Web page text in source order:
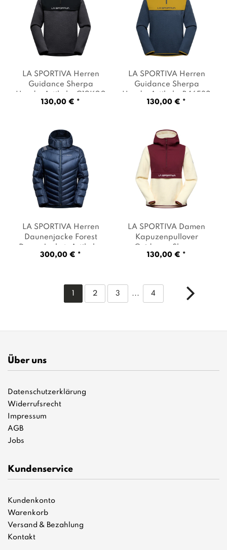
LA SPORTIVA Herren
Guidance Sherpa
Hoody
, Artikel: -G19K00
onyx / black, Farbe:
130,00 € *
LA SPORTIVA Herren
Guidance Sherpa
Hoody
, Artikel: -B46E32
night sky / savana
130,00 € *
LA SPORTIVA Herren
Daunenjacke Forest
Down Jacket , Artikel: -
B46B46 night sky
300,00 € *
LA SPORTIVA Damen
Kapuzenpullover
Guidance Sherpa
Hoody, Artikel: -
Mehrfarbig
130,00 € *
2 3 ... 4
Über uns
Datenschutzerklärung
Widerrufsrecht
Impressum
AGB
Jobs
Kundenservice
Kundenkonto
Warenkorb
Versand & Bezahlung
Kontakt